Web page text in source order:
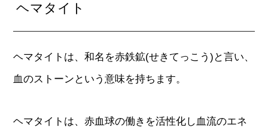
ヘマタイト
ヘマタイトは、和名を赤鉄鉱(せきてっこう)と言い、
血のストーンという意味を持ちます。
ヘマタイトは、赤血球の働きを活性化し血流のエネ